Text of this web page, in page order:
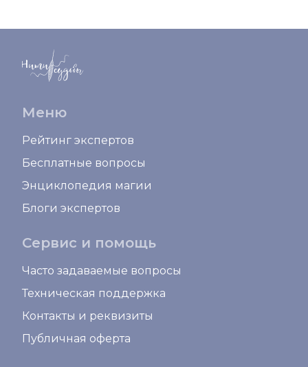
Меню
Рейтинг экспертов
Бесплатные вопросы
Энциклопедия магии
Блоги экспертов
Сервис и помощь
Часто задаваемые вопросы
Техническая поддержка
Контакты и реквизиты
Публичная оферта